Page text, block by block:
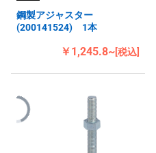
鋼製アジャスター
(200141524) 1本
￥1,245.8~[税込]